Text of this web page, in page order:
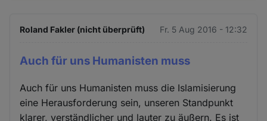
Roland Fakler (nicht überprüft) Fr. 5 Aug 2016 - 12:32
Auch für uns Humanisten muss
Auch für uns Humanisten muss die Islamisierung
eine Herausforderung sein, unseren Standpunkt
klarer, verständlicher und lauter zu äußern. Es ist